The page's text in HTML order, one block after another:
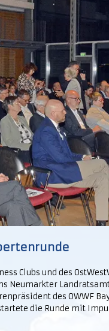
Clubs und des
Neumarkter
des OWWF
die Runde mit